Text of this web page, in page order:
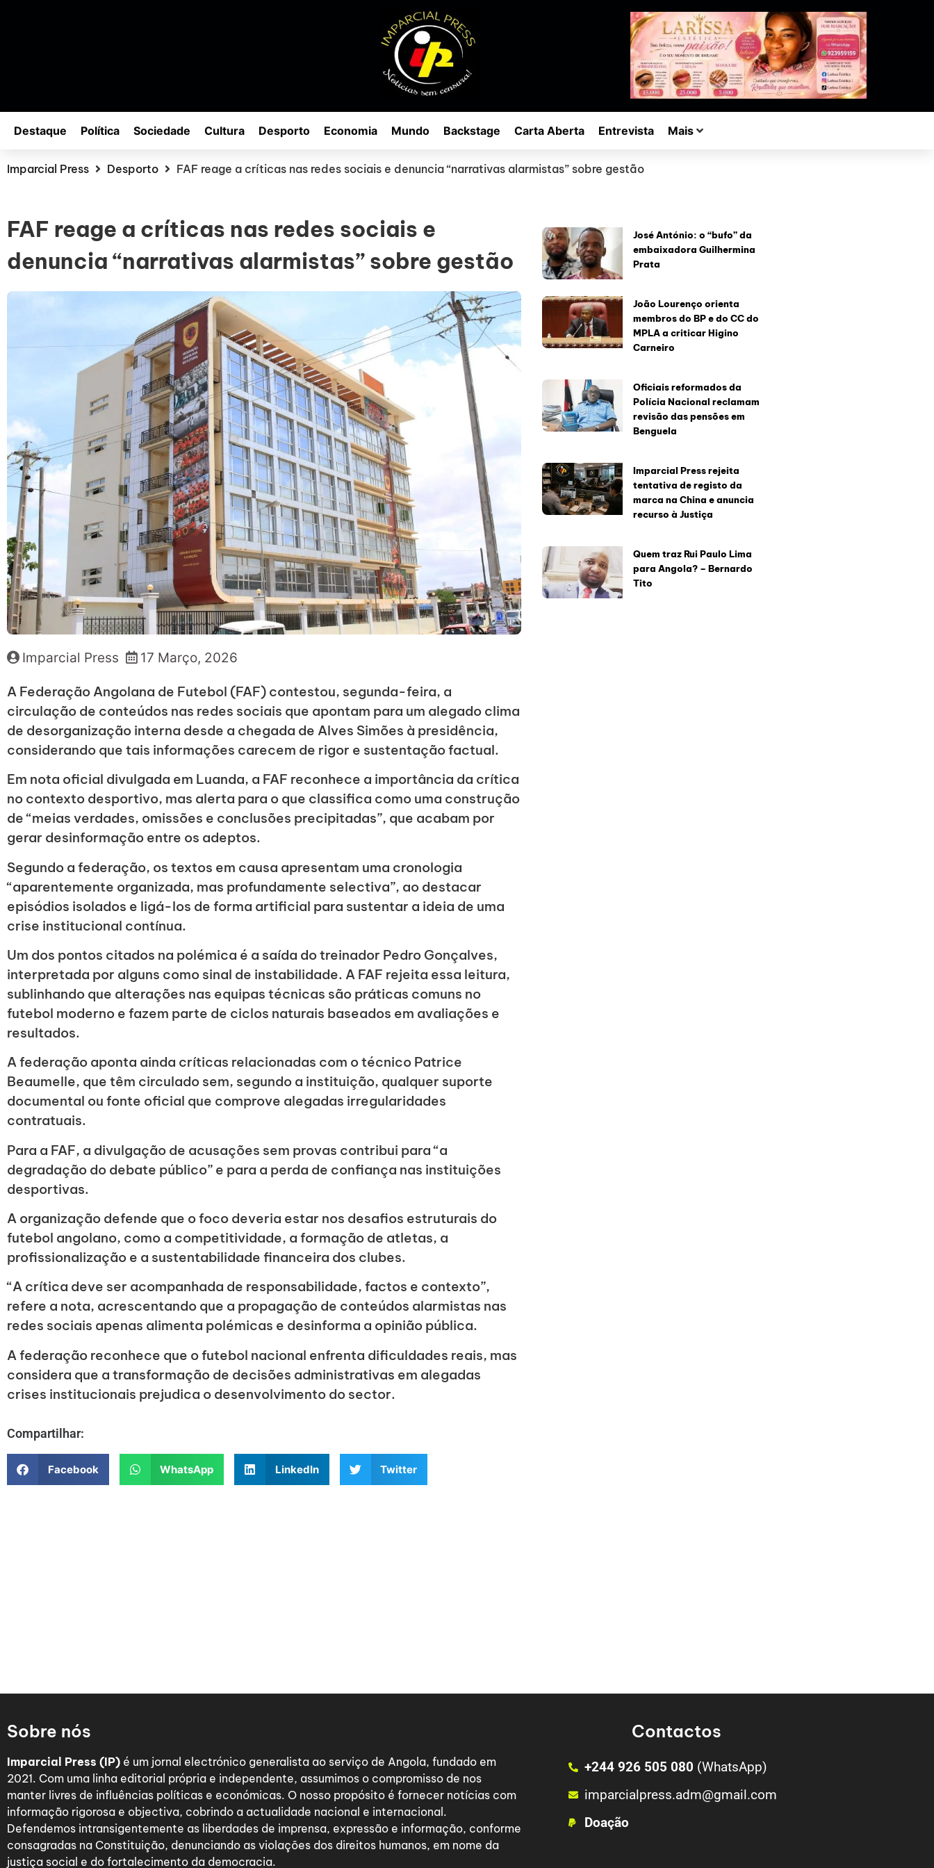
Destaque Política Sociedade Cultura Desporto Economia Mundo Backstage Carta Aberta Entrevista Mais
Imparcial Press Desporto FAF reage a críticas nas redes sociais e denuncia “narrativas alarmistas” sobre gestão
FAF reage a críticas nas redes sociais e
denuncia “narrativas alarmistas” sobre gestão
Imparcial Press 17 Março, 2026
A Federação Angolana de Futebol (FAF) contestou, segunda-feira, a
circulação de conteúdos nas redes sociais que apontam para um alegado clima
de desorganização interna desde a chegada de Alves Simões à presidência,
considerando que tais informações carecem de rigor e sustentação factual.
Em nota oficial divulgada em Luanda, a FAF reconhece a importância da crítica
no contexto desportivo, mas alerta para o que classifica como uma construção
de “meias verdades, omissões e conclusões precipitadas”, que acabam por
gerar desinformação entre os adeptos.
Segundo a federação, os textos em causa apresentam uma cronologia
“aparentemente organizada, mas profundamente selectiva”, ao destacar
episódios isolados e ligá-los de forma artificial para sustentar a ideia de uma
crise institucional contínua.
Um dos pontos citados na polémica é a saída do treinador Pedro Gonçalves,
interpretada por alguns como sinal de instabilidade. A FAF rejeita essa leitura,
sublinhando que alterações nas equipas técnicas são práticas comuns no
futebol moderno e fazem parte de ciclos naturais baseados em avaliações e
resultados.
A federação aponta ainda críticas relacionadas com o técnico Patrice
Beaumelle, que têm circulado sem, segundo a instituição, qualquer suporte
documental ou fonte oficial que comprove alegadas irregularidades
contratuais.
Para a FAF, a divulgação de acusações sem provas contribui para “a
degradação do debate público” e para a perda de confiança nas instituições
desportivas.
A organização defende que o foco deveria estar nos desafios estruturais do
futebol angolano, como a competitividade, a formação de atletas, a
profissionalização e a sustentabilidade financeira dos clubes.
“A crítica deve ser acompanhada de responsabilidade, factos e contexto”,
refere a nota, acrescentando que a propagação de conteúdos alarmistas nas
redes sociais apenas alimenta polémicas e desinforma a opinião pública.
A federação reconhece que o futebol nacional enfrenta dificuldades reais, mas
considera que a transformação de decisões administrativas em alegadas
crises institucionais prejudica o desenvolvimento do sector.
Compartilhar:
Facebook WhatsApp LinkedIn Twitter
José António: o “bufo” da
embaixadora Guilhermina
Prata
João Lourenço orienta
membros do BP e do CC do
MPLA a criticar Higino
Carneiro
Oficiais reformados da
Polícia Nacional reclamam
revisão das pensões em
Benguela
Imparcial Press rejeita
tentativa de registo da
marca na China e anuncia
recurso à Justiça
Quem traz Rui Paulo Lima
para Angola? – Bernardo
Tito
Sobre nós
Imparcial Press (IP) é um jornal electrónico generalista ao serviço de Angola, fundado em
2021. Com uma linha editorial própria e independente, assumimos o compromisso de nos
manter livres de influências políticas e económicas. O nosso propósito é fornecer notícias com
informação rigorosa e objectiva, cobrindo a actualidade nacional e internacional.
Defendemos intransigentemente as liberdades de imprensa, expressão e informação, conforme
consagradas na Constituição, denunciando as violações dos direitos humanos, em nome da
justiça social e do fortalecimento da democracia.
Contactos
+244 926 505 080 (WhatsApp)
imparcialpress.adm@gmail.com
Doação